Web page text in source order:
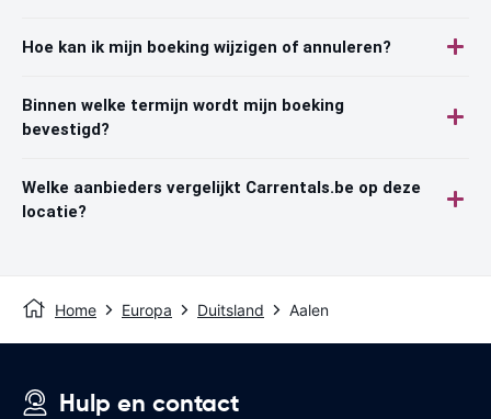
Hoe kan ik mijn boeking wijzigen of annuleren?
Binnen welke termijn wordt mijn boeking
bevestigd?
Welke aanbieders vergelijkt Carrentals.be op deze
locatie?
Home Europa Duitsland Aalen
Hulp en contact